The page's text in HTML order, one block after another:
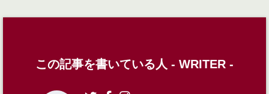
この記事を書いている人 - WRITER -